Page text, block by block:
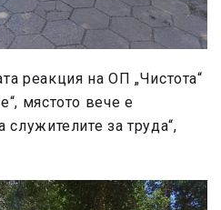
реакция на ОП „Чистота“
мястото вече е
служителите за труда“,